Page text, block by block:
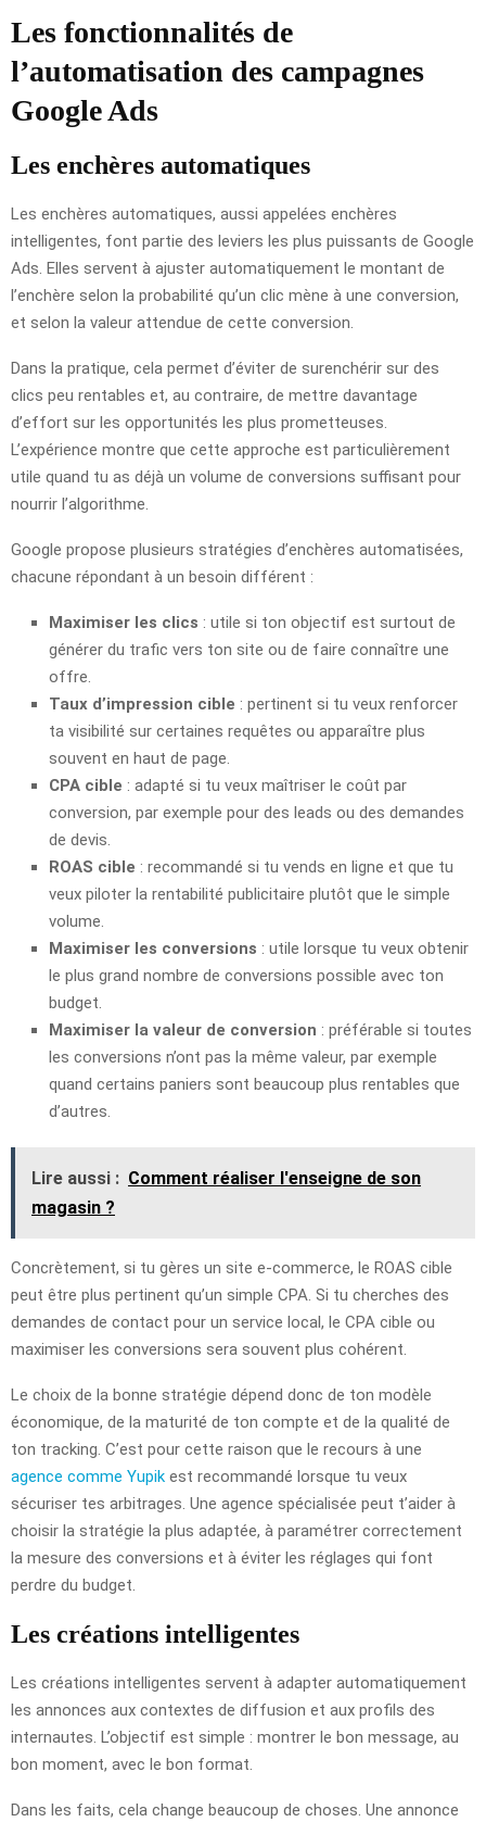
Les fonctionnalités de
l’automatisation des campagnes
Google Ads
Les enchères automatiques
Les enchères automatiques, aussi appelées enchères
intelligentes, font partie des leviers les plus puissants de Google
Ads. Elles servent à ajuster automatiquement le montant de
l’enchère selon la probabilité qu’un clic mène à une conversion,
et selon la valeur attendue de cette conversion.
Dans la pratique, cela permet d’éviter de surenchérir sur des
clics peu rentables et, au contraire, de mettre davantage
d’effort sur les opportunités les plus prometteuses.
L’expérience montre que cette approche est particulièrement
utile quand tu as déjà un volume de conversions suffisant pour
nourrir l’algorithme.
Google propose plusieurs stratégies d’enchères automatisées,
chacune répondant à un besoin différent :
Maximiser les clics : utile si ton objectif est surtout de
générer du trafic vers ton site ou de faire connaître une
offre.
Taux d’impression cible : pertinent si tu veux renforcer
ta visibilité sur certaines requêtes ou apparaître plus
souvent en haut de page.
CPA cible : adapté si tu veux maîtriser le coût par
conversion, par exemple pour des leads ou des demandes
de devis.
ROAS cible : recommandé si tu vends en ligne et que tu
veux piloter la rentabilité publicitaire plutôt que le simple
volume.
Maximiser les conversions : utile lorsque tu veux obtenir
le plus grand nombre de conversions possible avec ton
budget.
Maximiser la valeur de conversion : préférable si toutes
les conversions n’ont pas la même valeur, par exemple
quand certains paniers sont beaucoup plus rentables que
d’autres.
Lire aussi : Comment réaliser l'enseigne de son
magasin ?
Concrètement, si tu gères un site e-commerce, le ROAS cible
peut être plus pertinent qu’un simple CPA. Si tu cherches des
demandes de contact pour un service local, le CPA cible ou
maximiser les conversions sera souvent plus cohérent.
Le choix de la bonne stratégie dépend donc de ton modèle
économique, de la maturité de ton compte et de la qualité de
ton tracking. C’est pour cette raison que le recours à une
agence comme Yupik est recommandé lorsque tu veux
sécuriser tes arbitrages. Une agence spécialisée peut t’aider à
choisir la stratégie la plus adaptée, à paramétrer correctement
la mesure des conversions et à éviter les réglages qui font
perdre du budget.
Les créations intelligentes
Les créations intelligentes servent à adapter automatiquement
les annonces aux contextes de diffusion et aux profils des
internautes. L’objectif est simple : montrer le bon message, au
bon moment, avec le bon format.
Dans les faits, cela change beaucoup de choses. Une annonce